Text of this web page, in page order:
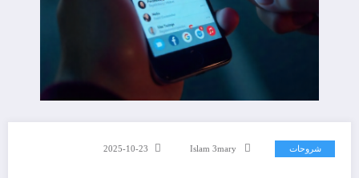
شروحات Islam 3mary
2025-10-23